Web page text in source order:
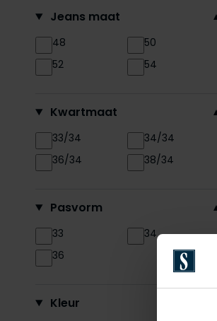
Jeans maat
48
50
52
54
Kwartmaat
33/34
34/34
36/34
38/34
Pasvorm
33
34
36
Kleur